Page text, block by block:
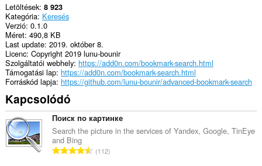
Letöltések 8 923
Kategória Keresés
Verzió 0.1.0
Méret 490,8 KB
Last update 2019. október 8.
Licenc Copyright 2019 lunu-bounir
Szolgáltatói webhely https://add0n.com/bookmark-search.html
Támogatási lap https://add0n.com/bookmark-search.html
Forráskód lapja https://github.com/lunu-bounir/advanced-bookmark-search
Kapcsolódó
Поиск по картинке
Search the picture in the services of Yandex, Google, TinEye
and Bing
Ö112